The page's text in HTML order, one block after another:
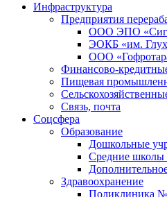
Инфраструктура
Предприятия
ООО ЭПО
ЭОКБ «им.
ООО
Финансово-
Пищевая
Связь, почта
Соцсфера
Образование
Дошкольные
Средние
Здравоохранение
Поликлиника